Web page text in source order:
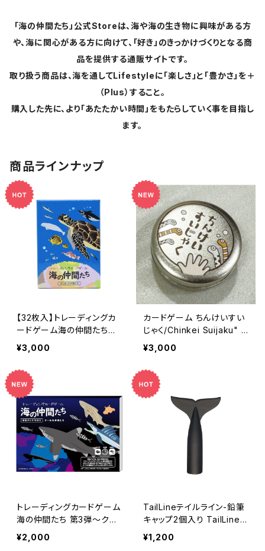
「海の仲間たち」公式Storeは、海や海の生き物に興味がある方
や、海に関心がある方に向けて、「好き」のきっかけづくりとなる商
品を提供する通販サイトです。
取り扱う商品は、海を通してLifestyleに「楽しさ」と「豊かさ」を＋
（Plus）すること。
購入した先に、より「あたたかい時間」をもたらしていく事を目指し
ます。
商品ラインナップ
【32枚入】トレーディングカ
ードゲーム海の仲間たちー
構築済デッキ～はじまりの
仲間たち～Trading Card
Game "Umi no Nakama-t
achi" — Preconstructed
Deck: The First Compan
ions [32 Cards]
¥3,000
カードゲーム ちんけいすい
じゃく/Chinkei Suijaku" C
ard Game A memory / c
oncentration-style card
game
¥3,000
トレーディングカードゲーム
海の仲間たち 第3弾～クー
ルな仲間たち～拡張パック
【16枚入】/Trading Card
¥2,000
TailLineテイルライン-鉛筆
キャップ2個入り TailLine
— Pencil Caps (Set of
¥1,200